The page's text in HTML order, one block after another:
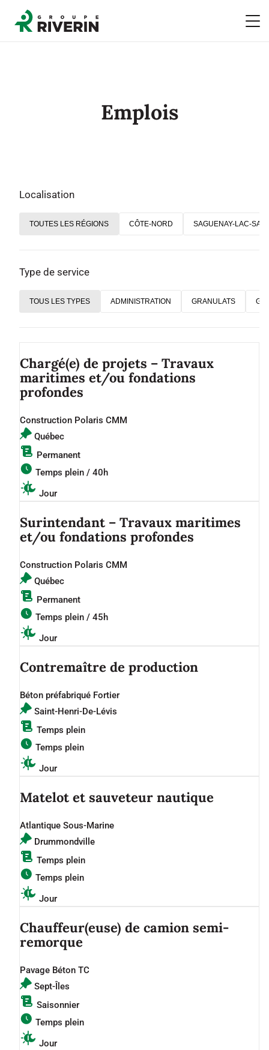
Emplois
Localisation
TOUTES LES RÉGIONS CÔTE-NORD SAGUENAY-LAC-
Type de service
TOUS LES TYPES ADMINISTRATION GRANULATS
Chargé(e) de projets – Travaux
maritimes et/ou fondations
profondes
Construction Polaris CMM
Québec
Permanent
Temps plein / 40h
Jour
Surintendant – Travaux maritimes
et/ou fondations profondes
Construction Polaris CMM
Québec
Permanent
Temps plein / 45h
Jour
Contremaître de production
Béton préfabriqué Fortier
Saint-Henri-De-Lévis
Temps plein
Temps plein
Jour
Matelot et sauveteur nautique
Atlantique Sous-Marine
Drummondville
Temps plein
Temps plein
Jour
Chauffeur(euse) de camion semi-
remorque
Pavage Béton TC
Sept-Îles
Saisonnier
Temps plein
Jour